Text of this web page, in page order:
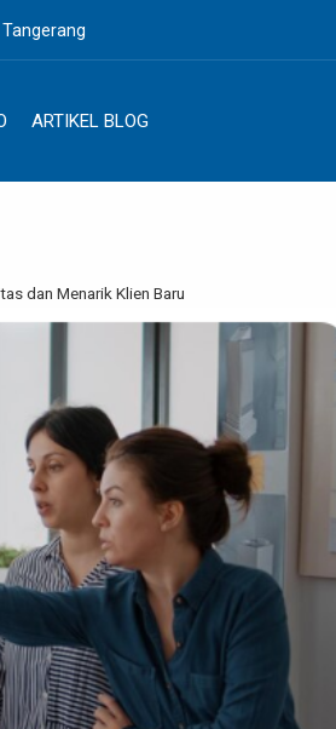
ARTIKEL BLOG
dan Menarik Klien Baru